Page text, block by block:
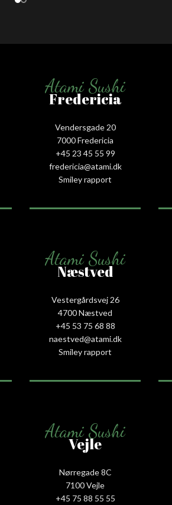
Atami Sushi
Fredericia
Vendersgade 20
7000 Fredericia
+45 23 45 55 99
fredericia@atami.dk
Smiley rapport
Atami Sushi
Næstved
Vestergårdsvej 26
4700 Næstved
+45 53 75 68 88
naestved@atami.dk
Smiley rapport
Atami Sushi
Vejle
Nørregade 8C
7100 Vejle
+45 75 88 55 55